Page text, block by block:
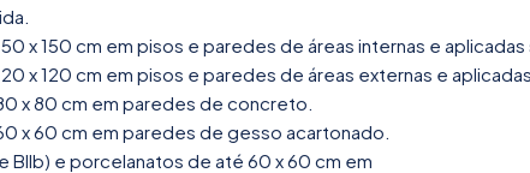
x 150 cm em pisos e paredes de áreas internas e
x 120 cm em pisos e paredes de áreas externas e
x 80 cm em paredes de concreto.
x 60 cm em paredes de gesso acartonado.
BIIb) e porcelanatos de até 60 x 60 cm em